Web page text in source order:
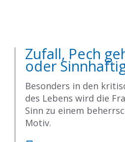
Zufall, Pech
oder
Besonders in den
des Lebens wird die
Sinn zu einem
Motiv.